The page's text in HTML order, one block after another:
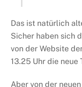
Das ist natürlich
Sicher haben sich
von der Website
13.25 Uhr die neue
Aber von der